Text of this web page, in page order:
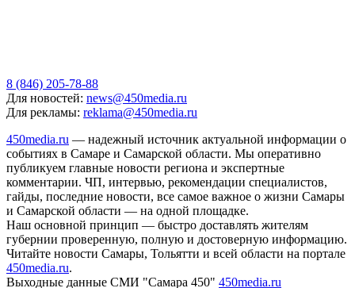
8 (846) 205-78-88
Для новостей: news@450media.ru
Для рекламы: reklama@450media.ru
450media.ru — надежный источник актуальной информации о
событиях в Самаре и Самарской области. Мы оперативно
публикуем главные новости региона и экспертные
комментарии. ЧП, интервью, рекомендации специалистов,
гайды, последние новости, все самое важное о жизни Самары
и Самарской области — на одной площадке.
Наш основной принцип — быстро доставлять жителям
губернии проверенную, полную и достоверную информацию.
Читайте новости Самары, Тольятти и всей области на портале
450media.ru.
Выходные данные СМИ "Самара 450" 450media.ru